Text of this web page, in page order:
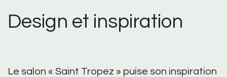
Design et inspiration
Le salon « Saint Tropez » puise son inspiration